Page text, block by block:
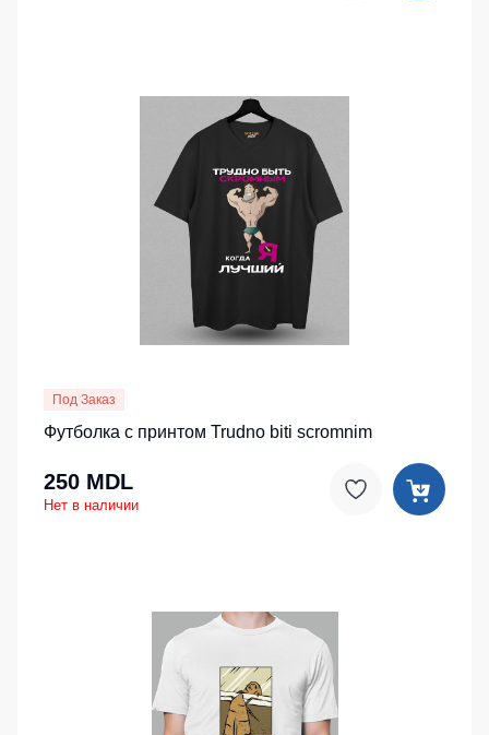
Под Заказ
Футболка с принтом Trudno biti scromnim
250 MDL
Нет в наличии